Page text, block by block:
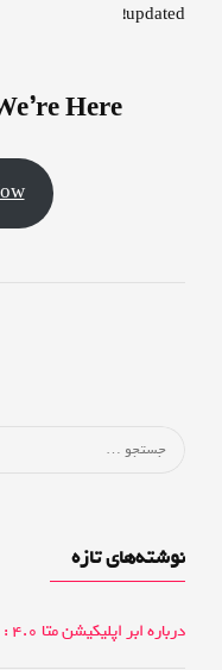
updated!
Here!
جستجو
نوشته‌های تازه
درباره ابر اپلیکیشن متا 4.0 :